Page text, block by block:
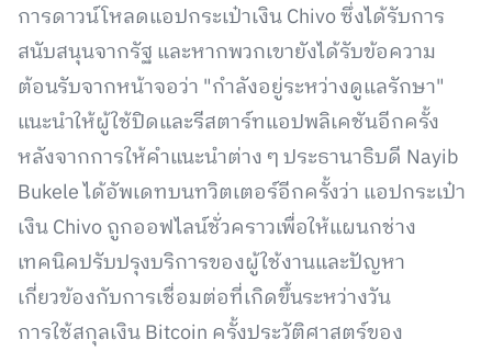
การดาวน์โหลดแอปกระเป๋าเงิน Chivo ซึ่งได้รับการ
สนับสนุนจากรัฐ และหากพวกเขายังได้รับข้อความ
ต้อนรับจากหน้าจอว่า "กำลังอยู่ระหว่างดูแลรักษา"
แนะนำให้ผู้ใช้ปิดและรีสตาร์ทแอปพลิเคชันอีกครั้ง
หลังจากการให้คำแนะนำต่าง ๆ ประธานาธิบดี Nayib
Bukele ได้อัพเดทบนทวิตเตอร์อีกครั้งว่า แอปกระเป๋า
เงิน Chivo ถูกออฟไลน์ชั่วคราวเพื่อให้แผนกช่าง
เทคนิคปรับปรุงบริการของผู้ใช้งานและปัญหา
เกี่ยวข้องกับการเชื่อมต่อที่เกิดขึ้นระหว่างวัน
การใช้สกุลเงิน Bitcoin ครั้งประวัติศาสตร์ของ